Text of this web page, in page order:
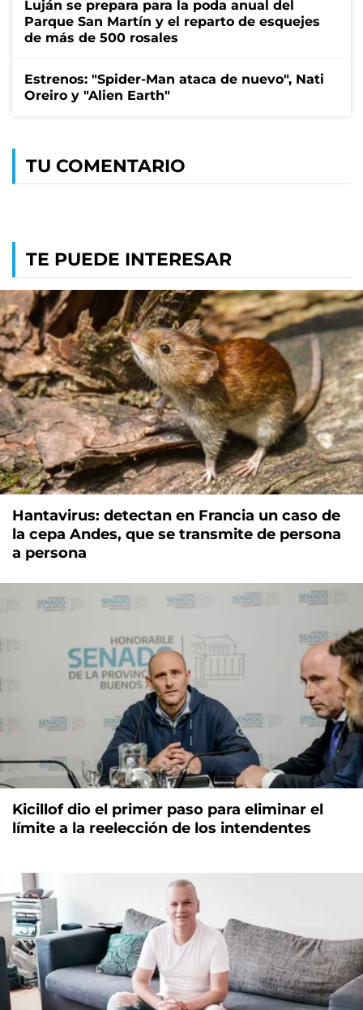
Luján se prepara para la poda anual del
Parque San Martín y el reparto de esquejes
de más de 500 rosales
Estrenos: "Spider-Man ataca de nuevo", Nati
Oreiro y "Alien Earth"
TU COMENTARIO
TE PUEDE INTERESAR
Hantavirus: detectan en Francia un caso de
la cepa Andes, que se transmite de persona
a persona
Kicillof dio el primer paso para eliminar el
límite a la reelección de los intendentes